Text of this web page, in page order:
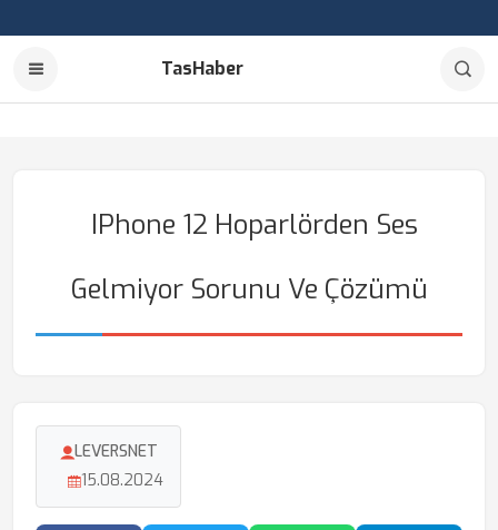
TasHaber
IPhone 12 Hoparlörden Ses
Gelmiyor Sorunu Ve Çözümü
LEVERSNET
15.08.2024